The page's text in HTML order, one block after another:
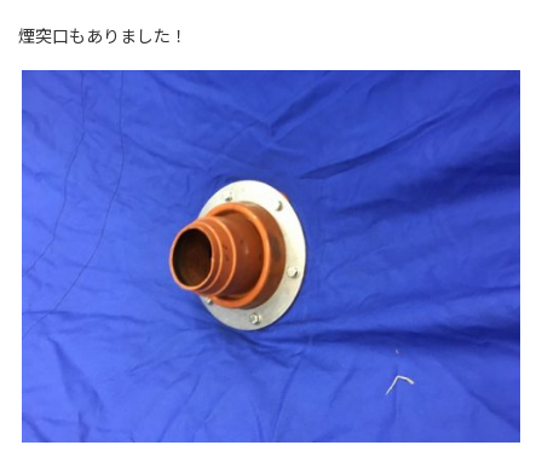
煙突口もありました！